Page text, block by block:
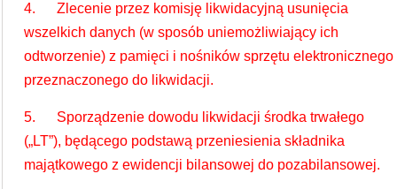
4. Zlecenie przez komisję likwidacyjną usunięcia
wszelkich danych (w sposób uniemożliwiający ich
odtworzenie) z pamięci i nośników sprzętu elektronicznego
przeznaczonego do likwidacji.
5. Sporządzenie dowodu likwidacji środka trwałego
(„LT”), będącego podstawą przeniesienia składnika
majątkowego z ewidencji bilansowej do pozabilansowej.